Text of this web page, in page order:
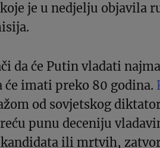
je u nedjelju objavila
da će Putin vladati
će imati preko 80 godina.
od sovjetskog
punu deceniju
ili mrtvih,